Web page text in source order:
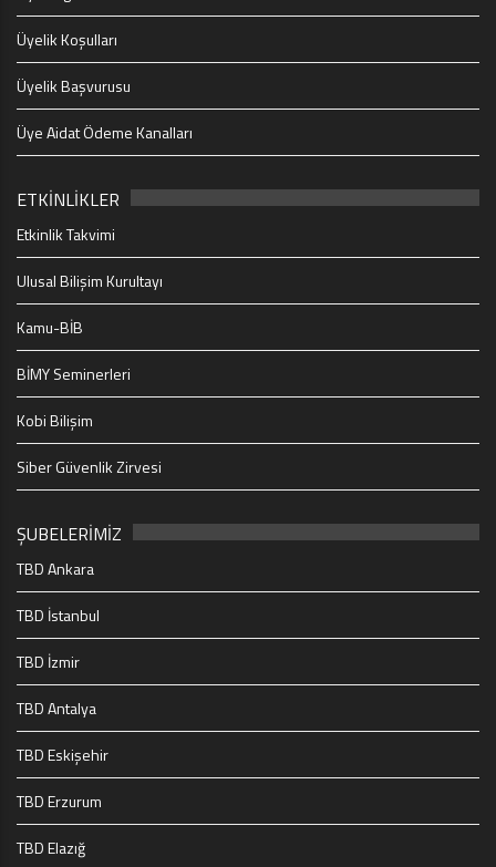
Üyelik Koşulları
Üyelik Başvurusu
Üye Aidat Ödeme Kanalları
ETKİNLİKLER
Etkinlik Takvimi
Ulusal Bilişim Kurultayı
Kamu-BİB
BİMY Seminerleri
Kobi Bilişim
Siber Güvenlik Zirvesi
ŞUBELERİMİZ
TBD Ankara
TBD İstanbul
TBD İzmir
TBD Antalya
TBD Eskişehir
TBD Erzurum
TBD Elazığ